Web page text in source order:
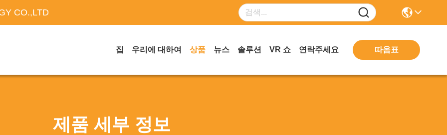
CO.,LTD
집 우리에 대하여 상품 뉴스 솔루션 VR 쇼 연락주세요 따옴표
제품 세부 정보